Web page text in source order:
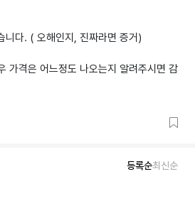
니다. ( 오해인지, 진짜라면 증거)
가격은 어느정도 나오는지 알려주시면 감
등록순최신순